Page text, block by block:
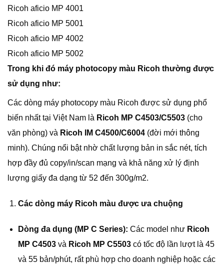
Ricoh aficio MP 4001
Ricoh aficio MP 5001
Ricoh aficio MP 4002
Ricoh aficio MP 5002
Trong khi đó máy photocopy màu Ricoh thường được
sử dụng như:
Các dòng máy photocopy màu Ricoh được sử dụng phổ
biến nhất tại Việt Nam là Ricoh MP C4503/C5503 (cho
văn phòng) và Ricoh IM C4500/C6004 (đời mới thông
minh). Chúng nổi bật nhờ chất lượng bản in sắc nét, tích
hợp đầy đủ copy/in/scan mạng và khả năng xử lý định
lượng giấy đa dạng từ 52 đến 300g/m2.
Các dòng máy Ricoh màu được ưa chuộng
Dòng đa dụng (MP C Series): Các model như Ricoh
MP C4503và Ricoh MP C5503có tốc độ lần lượt là 45
và 55 bản/phút, rất phù hợp cho doanh nghiệp hoặc các